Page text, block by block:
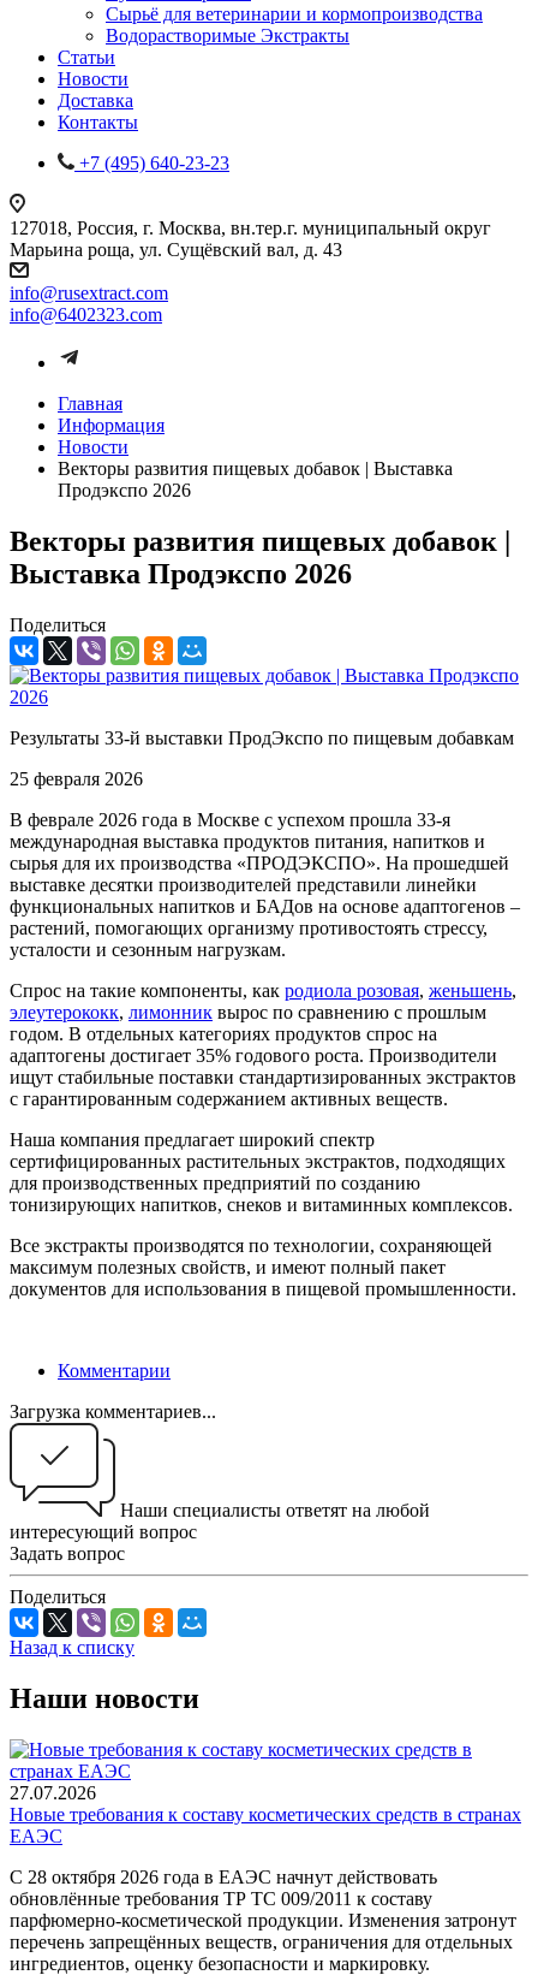
Сырьё для ветеринарии и кормопроизводства
Водорастворимые Экстракты
Статьи
Новости
Доставка
Контакты
+7 (495) 640-23-23
127018, Россия, г. Москва, вн.тер.г. муниципальный округ
Марьина роща, ул. Сущёвский вал, д. 43
info@rusextract.com
info@6402323.com
Главная
Информация
Новости
Векторы развития пищевых добавок | Выставка
Продэкспо 2026
Векторы развития пищевых добавок |
Выставка Продэкспо 2026
Поделиться
Результаты 33-й выставки ПродЭкспо по пищевым добавкам
25 февраля 2026
В феврале 2026 года в Москве с успехом прошла 33-я
международная выставка продуктов питания, напитков и
сырья для их производства «ПРОДЭКСПО». На прошедшей
выставке десятки производителей представили линейки
функциональных напитков и БАДов на основе адаптогенов –
растений, помогающих организму противостоять стрессу,
усталости и сезонным нагрузкам.
Спрос на такие компоненты, как родиола розовая, женьшень,
элеутерококк, лимонник вырос по сравнению с прошлым
годом. В отдельных категориях продуктов спрос на
адаптогены достигает 35% годового роста. Производители
ищут стабильные поставки стандартизированных экстрактов
с гарантированным содержанием активных веществ.
Наша компания предлагает широкий спектр
сертифицированных растительных экстрактов, подходящих
для производственных предприятий по созданию
тонизирующих напитков, снеков и витаминных комплексов.
Все экстракты производятся по технологии, сохраняющей
максимум полезных свойств, и имеют полный пакет
документов для использования в пищевой промышленности.
Комментарии
Загрузка комментариев...
Наши специалисты ответят на любой
интересующий вопрос
Задать вопрос
Поделиться
Назад к списку
Наши новости
27.07.2026
Новые требования к составу косметических средств в странах
ЕАЭС
С 28 октября 2026 года в ЕАЭС начнут действовать
обновлённые требования ТР ТС 009/2011 к составу
парфюмерно-косметической продукции. Изменения затронут
перечень запрещённых веществ, ограничения для отдельных
ингредиентов, оценку безопасности и маркировку.